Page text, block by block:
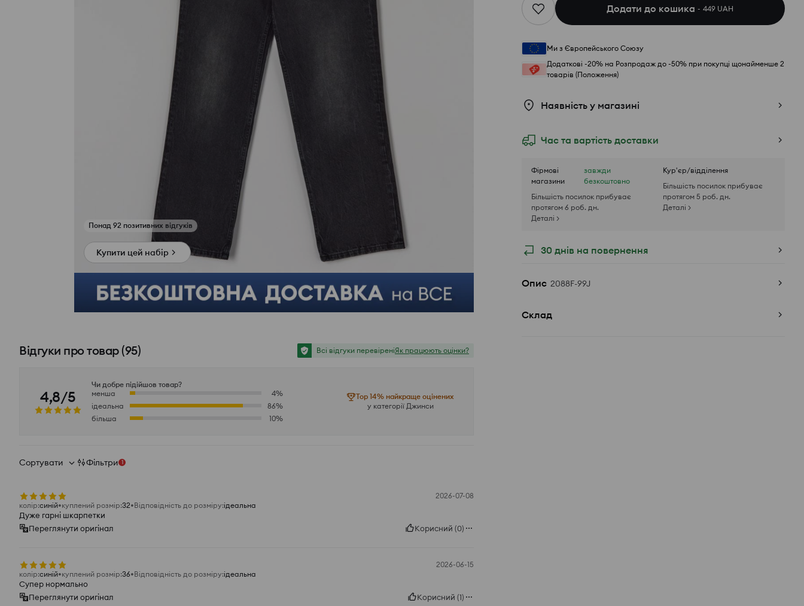
Додати до кошика 449 UAH
Ми з Європейського Союзу
Додаткові -20% на Розпродаж до -50% при покупці щонайменше 2
товарів (Положення)
Наявність у магазині
Час та вартість доставки
Фірмові
магазини
завжди
безкоштовно
Більшість посилок прибуває
протягом 6 роб. дн.
Деталі >
Кур'єр/відділення
Більшість посилок прибуває
протягом 5 роб. дн.
Деталі >
30 днів на повернення
Опис 2088F-99J
Склад
Переглянути фото з відгуків
Купити цей набір
Відгуки про товар(95) Всі відгуки перевіреніЯк працюють оцінки?
4,8/5
Чи добре підійшов товар?
менша
4%
ідеальна
86%
більша
10%
Top 14% найкраще оцінених
у категорії Джинси
Сортувати Фільтри 1
2026-07-08
колір:синій куплений розмір:32 Відповідність до розміру:ідеальна
Дуже гарні шкарпетки
Переглянути оригінал
Корисний (0)
2026-06-15
колір:синій куплений розмір:36 Відповідність до розміру:ідеальна
Супер нормально
Переглянути оригінал
Корисний (1)